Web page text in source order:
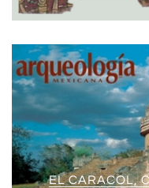
EL CARACOL,